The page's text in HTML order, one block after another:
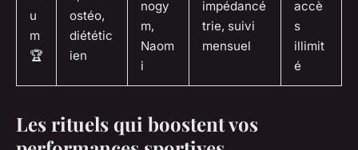
u
m
🏆
ostéo,
diététic
ien
nogy
m,
Naom
i
impédancé
trie, suivi
mensuel
accè
s
illimit
é
Les rituels qui boostent vos